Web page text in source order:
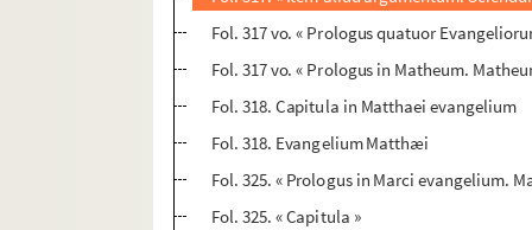
Fol. 317 vo. « Prologus quatuor
Fol. 317 vo. « Prologus in Matheum.
Fol. 318. Capitula in Matthaei evangelium
Fol. 318. Evangelium Matthæi
Fol. 325. « Prologus in Marci evangelium.
Fol. 325. « Capitula »